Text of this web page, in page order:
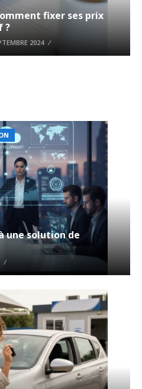
fixer ses prix
?
2024
une solution de